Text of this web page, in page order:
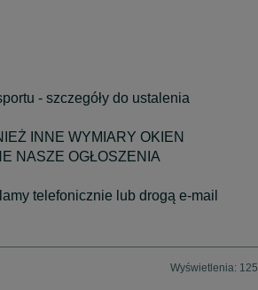
- szczegóły do ustalenia
INNE WYMIARY OKIEN
NASZE OGŁOSZENIA
telefonicznie lub drogą e-mail
Wyświetlenia: 125